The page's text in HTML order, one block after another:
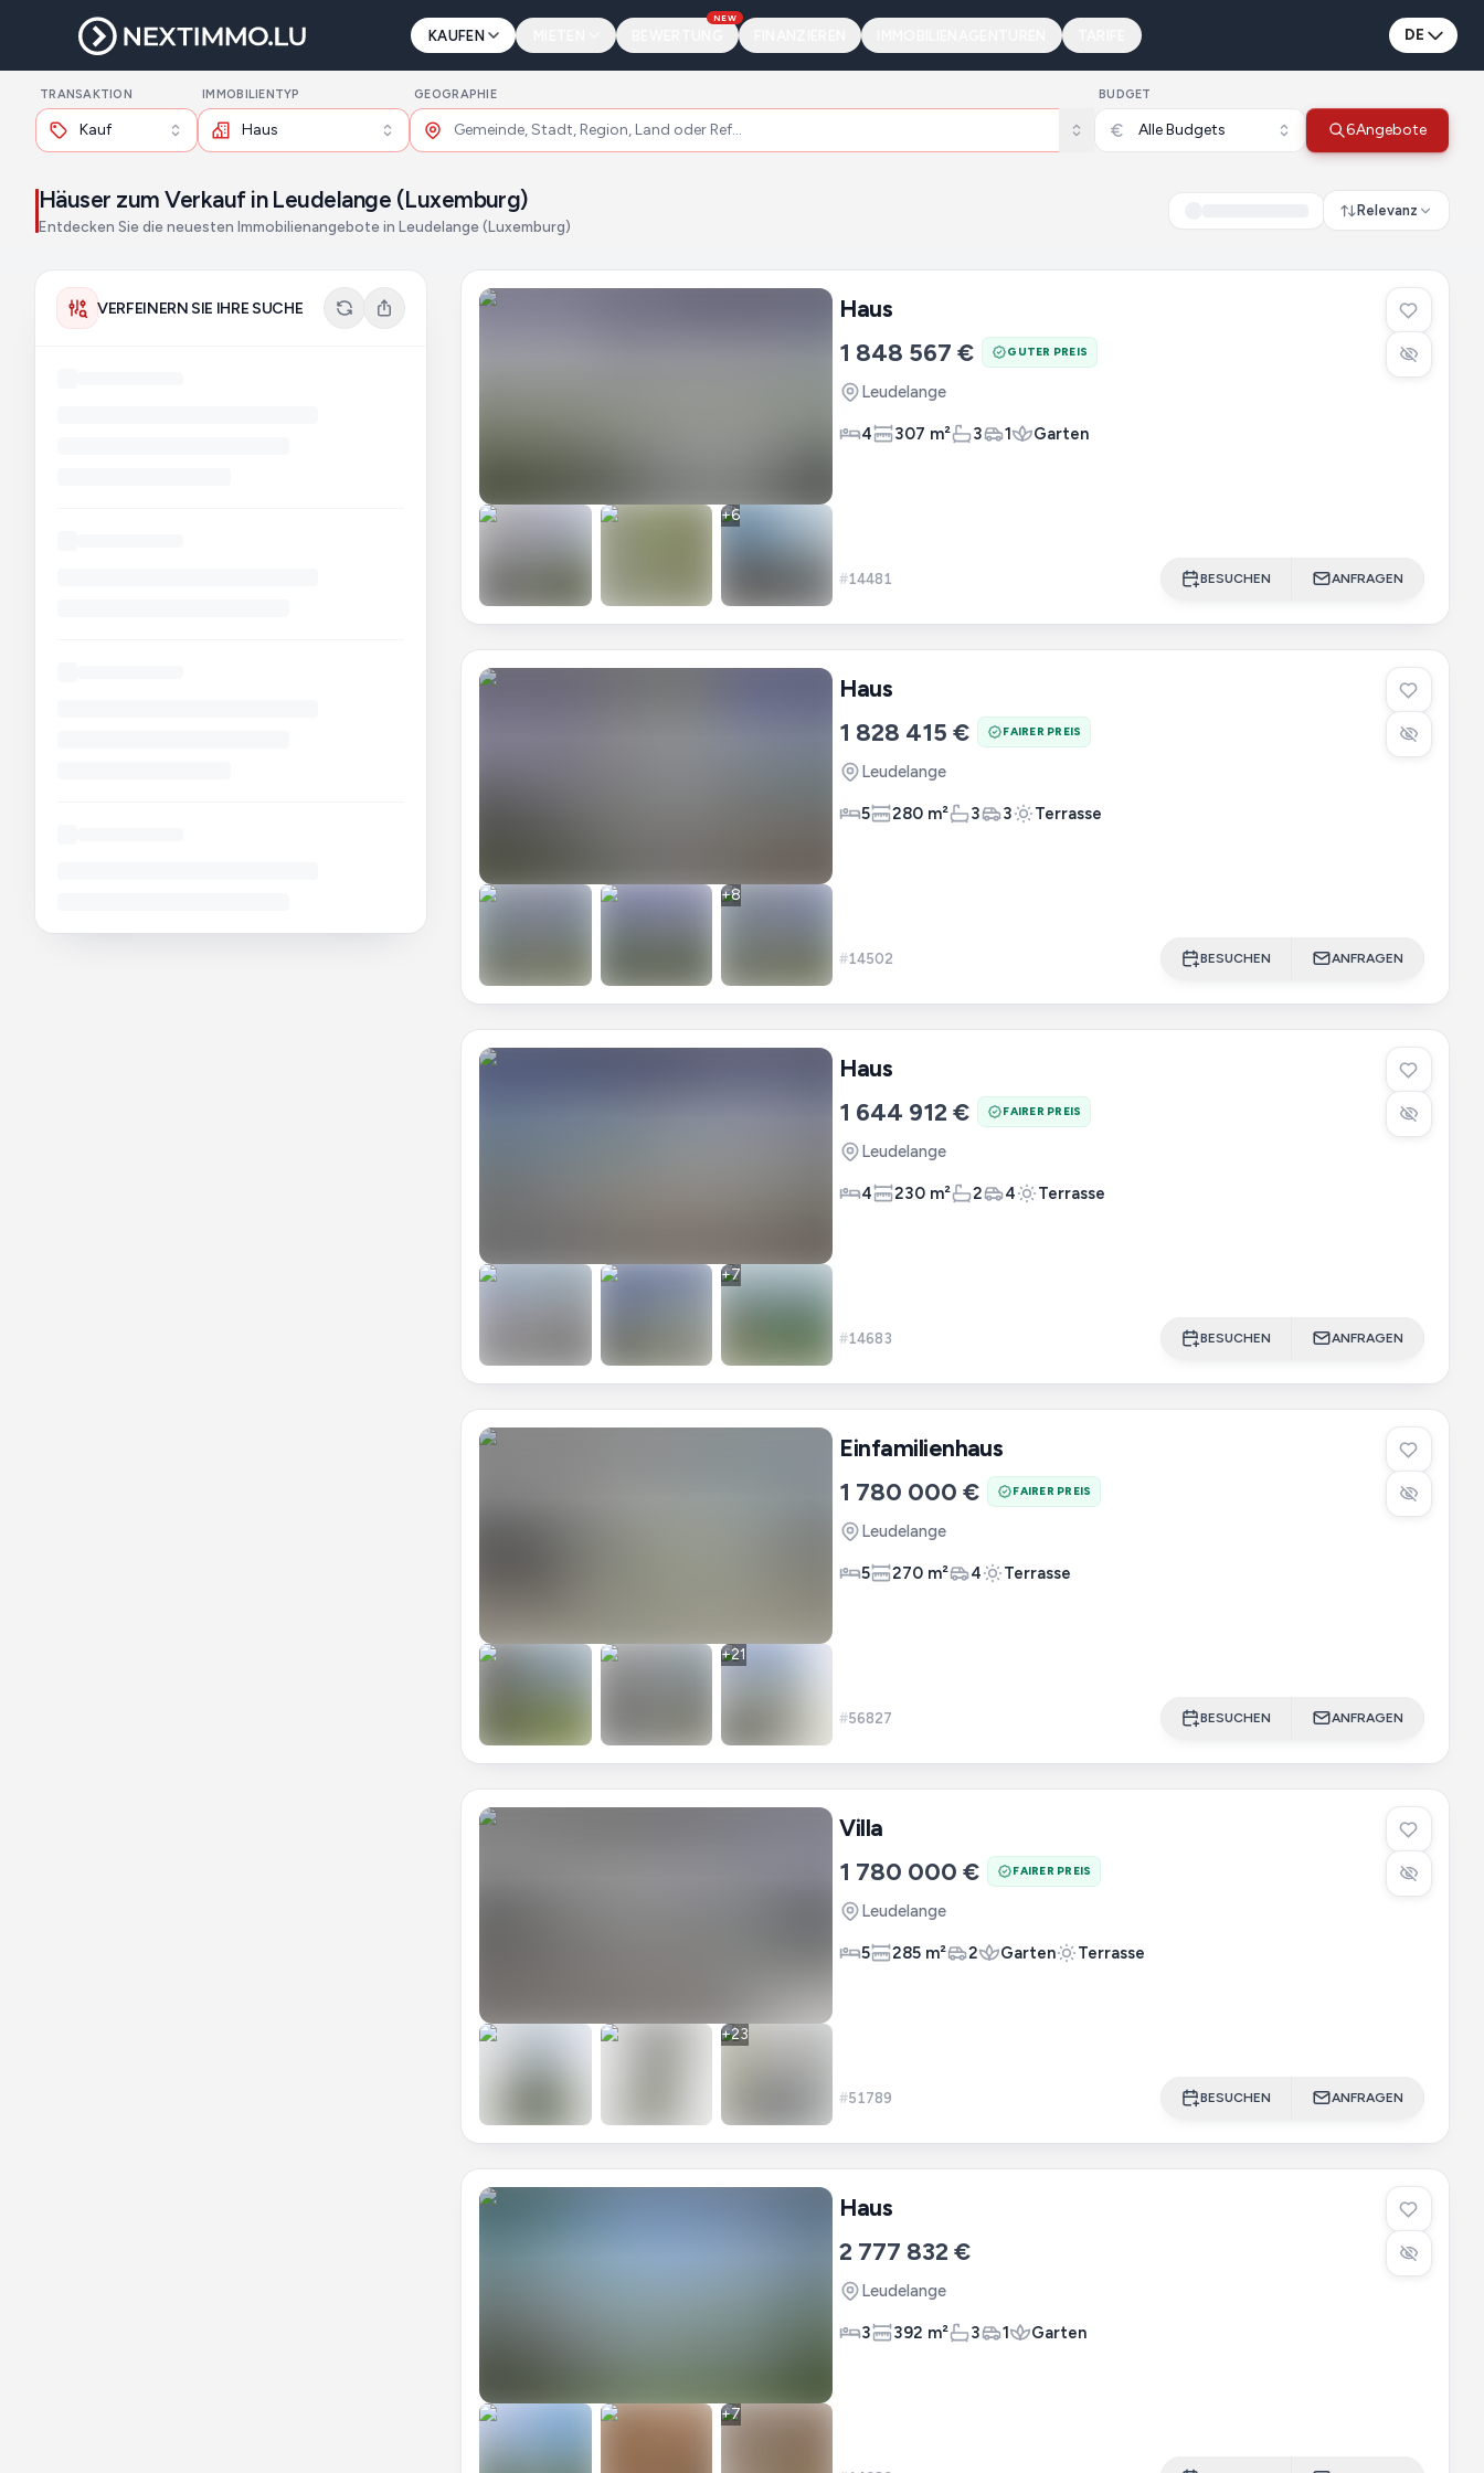
KAUFEN
NEW
DE
TRANSAKTION
Kauf
IMMOBILIENTYP
Haus
GEOGRAPHIE BUDGET
Alle Budgets 6Angebote
Häuser zum Verkauf in Leudelange (Luxemburg)
Entdecken Sie die neuesten Immobilienangebote in Leudelange (Luxemburg)
Relevanz
VERFEINERN SIE IHRE SUCHE
+6
Haus
1 848 567 € GUTER PREIS
Leudelange
4 307 m² 3 1 Garten
#14481 BESUCHEN ANFRAGEN
+8
Haus
1 828 415 € FAIRER PREIS
Leudelange
5 280 m² 3 3 Terrasse
#14502 BESUCHEN ANFRAGEN
+7
Haus
1 644 912 € FAIRER PREIS
Leudelange
4 230 m² 2 4 Terrasse
#14683 BESUCHEN ANFRAGEN
+21
Einfamilienhaus
1 780 000 € FAIRER PREIS
Leudelange
5 270 m² 4 Terrasse
#56827 BESUCHEN ANFRAGEN
+23
Villa
1 780 000 € FAIRER PREIS
Leudelange
5 285 m² 2 Garten Terrasse
#51789 BESUCHEN ANFRAGEN
+7
Haus
2 777 832 €
Leudelange
3 392 m² 3 1 Garten